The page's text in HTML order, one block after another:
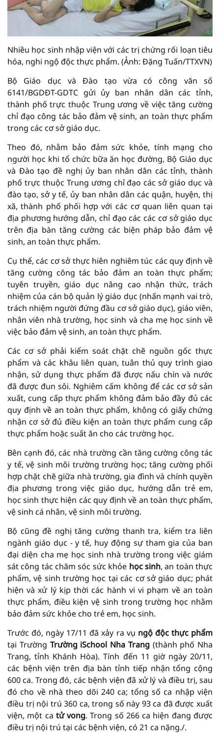
Nhiều học sinh nhập viện với các trị chứng rối loạn tiêu
hóa, nghi ngộ độc thực phẩm. (Ảnh: Đặng Tuấn/TTXVN)
Bộ Giáo dục và Đào tạo vừa có công văn số
6141/BGDĐT-GDTC gửi ủy ban nhân dân các tỉnh,
thành phố trực thuộc Trung ương về việc tăng cường
chỉ đạo công tác bảo đảm vệ sinh, an toàn thực phẩm
trong các cơ sở giáo dục.
Theo đó, nhằm bảo đảm sức khỏe, tính mạng cho
người học khi tổ chức bữa ăn học đường, Bộ Giáo dục
và Đào tạo đề nghị ủy ban nhân dân các tỉnh, thành
phố trực thuộc Trung ương chỉ đạo các sở giáo dục và
đào tạo, sở y tế, ủy ban nhân dân các quận, huyện, thị
xã, thành phố phối hợp với các cơ quan liên quan tại
địa phương hướng dẫn, chỉ đạo các các cơ sở giáo dục
trên địa bàn tăng cường các biện pháp bảo đảm vệ
sinh, an toàn thực phẩm.
Cụ thể, các cơ sở thực hiên nghiêm túc các quy định về
tăng cường công tác bảo đảm an toàn thực phẩm;
tuyên truyền, giáo dục nâng cao nhận thức, trách
nhiệm của cán bộ quản lý giáo dục (nhấn mạnh vai trò,
trách nhiệm người đứng đầu cơ sở giáo dục), giáo viên,
nhân viên nhà trường, học sinh và cha mẹ học sinh về
việc bảo đảm vệ sinh, an toàn thực phẩm.
Các cơ sở phải kiểm soát chặt chẽ nguồn gốc thực
phẩm và các khâu liên quan, tuân thủ quy trình giao
nhận, sử dụng thực phẩm đã được nấu chín và nước
đã được đun sôi. Nghiêm cấm không để các cơ sở sản
xuất, cung cấp thực phẩm không đảm bảo đầy đủ các
quy định về an toàn thực phẩm, không có giấy chứng
nhận cơ sở đủ điều kiện an toàn thực phẩm cung cấp
thực phẩm hoặc suất ăn cho các trường học.
Bên cạnh đó, các nhà trường cần tăng cường công tác
y tế, vệ sinh môi trường trường học; tăng cường phối
hợp chặt chẽ giữa nhà trường, gia đình và chính quyền
địa phương trong việc giáo dục, hướng dẫn trẻ em,
học sinh thực hiện các quy định về an toàn thực phẩm,
vệ sinh cá nhân, vệ sinh môi trường.
Bộ cũng đề nghị tăng cường thanh tra, kiểm tra liên
ngành giáo dục - y tế, huy động sự tham gia của ban
đại diện cha mẹ học sinh nhà trường trong việc giám
sát công tác chăm sóc sức khỏe học sinh, an toàn thực
phẩm, vệ sinh trường học tại các cơ sở giáo dục; phát
hiện và xử lý kịp thời các hành vi vi phạm về an toàn
thực phẩm, điều kiện vệ sinh trong trường học nhằm
bảo đảm sức khỏe cho trẻ em, học sinh.
Trước đó, ngày 17/11 đã xảy ra vụ ngộ độc thực phẩm
tại Trường Trường iSchool Nha Trang(thành phố Nha
Trang, tỉnh Khánh Hòa). Tính đến 11 giờ ngày 20/11,
các bệnh viện trên địa bàn tỉnh tiếp nhận tổng cộng
600 ca. Trong đó, các bệnh viện đã xử lý và điều trị, sau
đó cho về nhà theo dõi 240 ca; tổng số ca nhập viện
điều trị nội trú 360 ca, trong số này 93 ca đã được xuất
viện, một ca tử vong. Trong số 266 ca hiện đang được
điều trị nội trú tại các bệnh viện, có 21 ca nặng./.